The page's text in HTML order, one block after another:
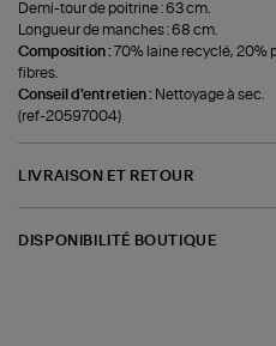
Demi-tour de poitrine : 63 cm.
Longueur de manches : 68 cm.
Composition : 70% laine recyclé, 20%
fibres.
Conseil d'entretien : Nettoyage à sec.
(ref-20597004)
LIVRAISON ET RETOUR
DISPONIBILITÉ BOUTIQUE